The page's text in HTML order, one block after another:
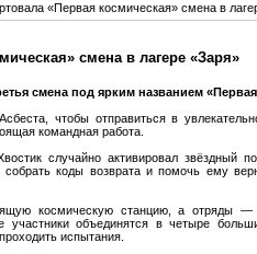
«Первая космическая» смена в
смена в лагере «Заря»
смена под ярким названием
чтобы отправиться в
командная работа.
случайно активировал звёздный
собрать коды возврата и помочь ему
космическую станцию, а отряды
участники объединятся в четыре
испытания.